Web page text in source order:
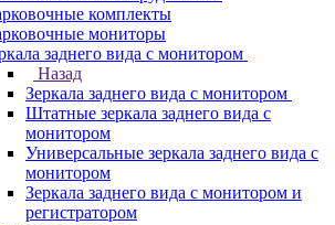
комплекты
мониторы
заднего вида с монитором
Назад
Зеркала заднего вида с монитором
Штатные зеркала заднего вида с
монитором
Универсальные зеркала заднего вида с
монитором
Зеркала заднего вида с монитором и
регистратором